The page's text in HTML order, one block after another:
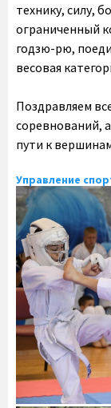
технику, силу,
ограниченный
годзю-рю,
весовая
Поздравляем
соревнований,
пути к
Управление